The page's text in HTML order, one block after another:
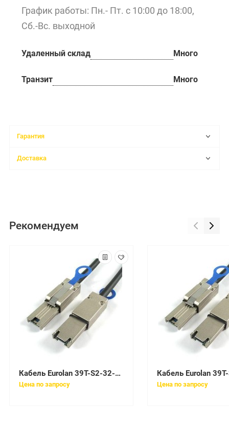
График работы: Пн.- Пт. с 10:00 до 18:00,
Сб.-Вс. выходной
Удаленный склад Много
Транзит Много
Гарантия
Доставка
Рекомендуем
Кабель Eurolan 39T-S2-32-12YL
Цена по запросу Цена по запросу